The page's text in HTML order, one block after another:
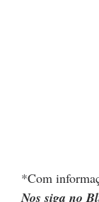
*Com
Nos siga no